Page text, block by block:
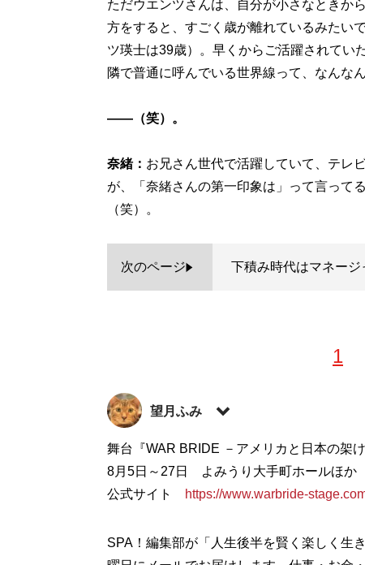
ただウエンツさんは、自分が小さなときか
方をすると、すごく歳が離れているみたい
ツ瑛士は39歳）。早くからご活躍されてい
隣で普通に呼んでいる世界線って、なんな
——（笑）。
奈緒： お兄さん世代で活躍していて、テレ
が、「奈緒さんの第一印象は」って言って
（笑）。
次のページ 下積み時代はマネー
1
望月ふみ
ケーブルテレビガイド誌の編集を経てフリ
ラマや芝居など、エンタメ系の記事を雑誌
った突然変異。X（旧Twitter）：
記事一覧へ
舞台『WAR BRIDE －アメリカと日本の架
8月5日～27日 よみうり大手町ホールほか
公式サイト
https://www.warbride-
SPA！編集部が「人生後半を賢く楽しく生